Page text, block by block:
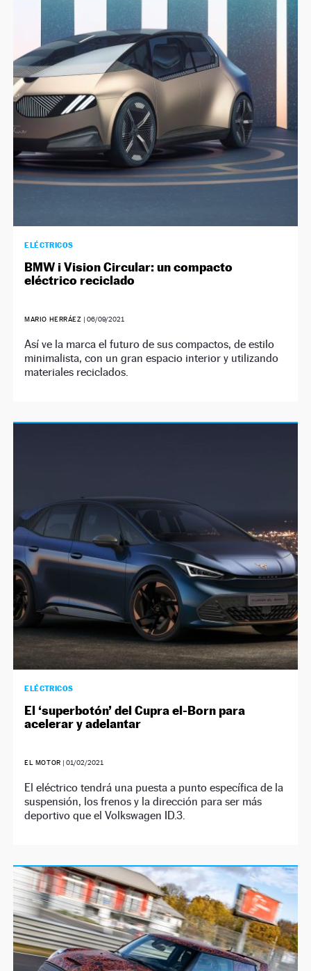
ELÉCTRICOS
BMW i Vision Circular: un compacto
eléctrico reciclado
MARIO HERRÁEZ | 06/09/2021
Así ve la marca el futuro de sus compactos, de estilo
minimalista, con un gran espacio interior y utilizando
materiales reciclados.
ELÉCTRICOS
El ‘superbotón’ del Cupra el-Born para
acelerar y adelantar
EL MOTOR | 01/02/2021
El eléctrico tendrá una puesta a punto específica de la
suspensión, los frenos y la dirección para ser más
deportivo que el Volkswagen ID.3.